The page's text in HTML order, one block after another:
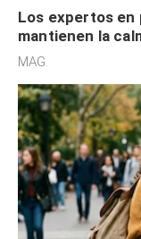
Los expertos en
mantienen la
cognitiva,
MAG.